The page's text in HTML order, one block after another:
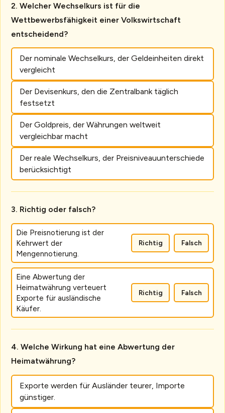
Welcher Wechselkurs ist für die
Wettbewerbsfähigkeit einer Volkswirtschaft
entscheidend?
Der nominale Wechselkurs, der Geldeinheiten direkt
vergleicht
Der Devisenkurs, den die Zentralbank täglich
festsetzt
Der Goldpreis, der Währungen weltweit
vergleichbar macht
Der reale Wechselkurs, der Preisniveauunterschiede
berücksichtigt
Richtig oder falsch?
Die Preisnotierung ist der
Kehrwert der
Mengennotierung.
Richtig Falsch
Eine Abwertung der
Heimatwährung verteuert
Exporte für ausländische
Käufer.
Richtig Falsch
Welche Wirkung hat eine Abwertung der
Heimatwährung?
Exporte werden für Ausländer teurer, Importe
günstiger.